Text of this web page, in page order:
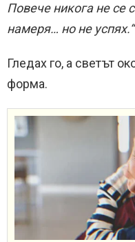
Повече никога не се
намеря… но не успях.“
Гледах го, а светът
форма.